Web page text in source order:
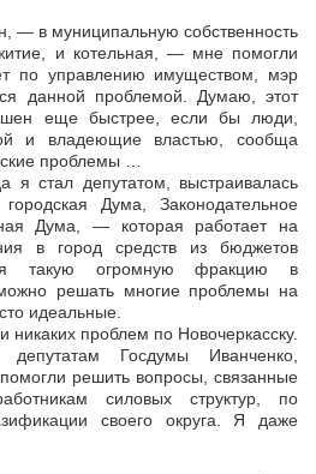
— в муниципальную собственность
и котельная, — мне помогли
по управлению имуществом, мэр
данной проблемой. Думаю, этот
еще быстрее, если бы люди,
и владеющие властью, сообща
проблемы …
я стал депутатом, выстраивалась
Дума, Законодательное
Дума, — которая работает на
в город средств из бюджетов
такую огромную фракцию в
решать многие проблемы на
идеальные.
проблем по Новочеркасску.
Госдумы Иванченко,
решить вопросы, связанные
силовых структур, по
своего округа. Я даже